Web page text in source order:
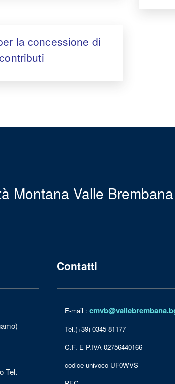
la concessione di
Montana Valle Brembana
Tel.
Contatti
E-mail :
Tel.(+39) 0345 81177
C.F. E P.IVA 02756440166
codice univoco UF0WVS